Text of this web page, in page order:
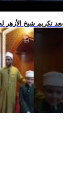
.. بعد تكريم شيخ